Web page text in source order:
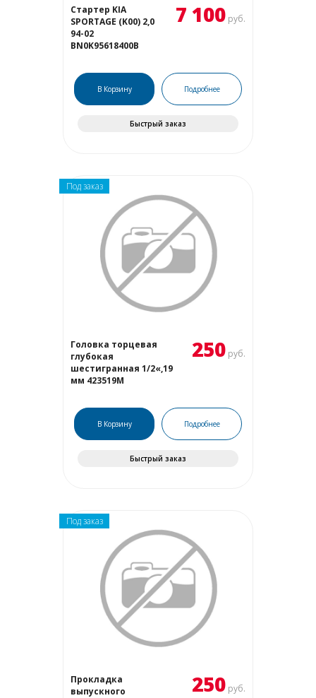
Стартер KIA
SPORTAGE (K00) 2,0
94-02
BN0K95618400B
7 100 руб.
В Корзину Подробнее
Быстрый заказ
Под заказ
Головка торцевая
глубокая
шестигранная 1/2«,19
мм 423519M
250 руб.
В Корзину Подробнее
Быстрый заказ
Под заказ
Прокладка
выпускного
250 руб.